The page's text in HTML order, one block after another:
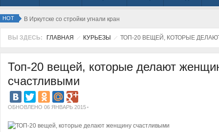
HOT В Иркутске со стройки угнали кран
ВЫ ЗДЕСЬ: ГЛАВНАЯ КУРЬЕЗЫ ТОП-20 ВЕЩЕЙ, КОТОРЫЕ
Топ-20 вещей, которые делают
счастливыми
ОБНОВЛЕНО 06 ЯНВАРЬ 2015